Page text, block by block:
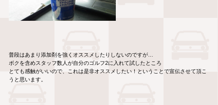
普段はあまり添加剤を強くオススメしたりしないのですが…
ボクを含めスタッフ数人が自分のゴルフ2に入れて試したところ
とても感触がいいので、これは是非オススメしたい！ということで宣伝させて頂こ
うと思います。